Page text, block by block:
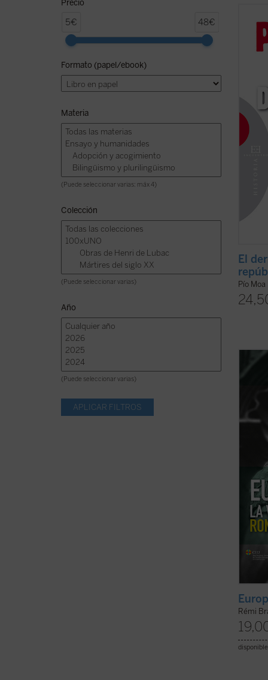
Precio
5€ 48€
Formato (papel/ebook)
Materia
(Puede seleccionar varias: máx 4)
Colección
(Puede seleccionar varias)
Año
(Puede seleccionar varias)
a
El
Pío Moa
Rémi
la
Esta
Rémi